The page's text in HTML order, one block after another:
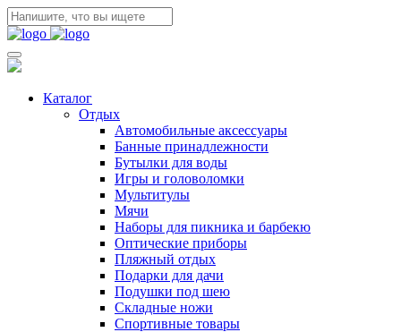
Каталог
Отдых
Автомобильные аксессуары
Банные принадлежности
Бутылки для воды
Игры и головоломки
Мультитулы
Мячи
Наборы для пикника и барбекю
Оптические приборы
Пляжный отдых
Подарки для дачи
Подушки под шею
Складные ножи
Спортивные товары